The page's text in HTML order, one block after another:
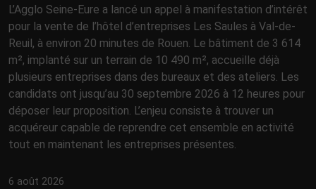
L’Agglo Seine-Eure a lancé un appel à manifestation d’intérêt
pour la vente de l’hôtel d’entreprises Les Saules à Val-de-
Reuil, à environ 20 minutes de Rouen. Le bâtiment de 3 614
m², implanté sur un terrain de 10 490 m², accueille déjà
plusieurs entreprises dans des bureaux et des ateliers. Les
candidats ont jusqu’au 30 septembre 2026 à 12 heures pour
déposer leur proposition. L’enjeu consiste à trouver un
acquéreur capable de reprendre cet ensemble en activité
tout en maintenant les entreprises présentes.
6 août 2026